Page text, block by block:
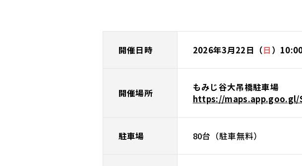
開催日時 2026年3月22日（日）
開催場所
もみじ谷大吊橋駐車場
https://maps.app.goo.gl/
駐車場 80台（駐車無料）